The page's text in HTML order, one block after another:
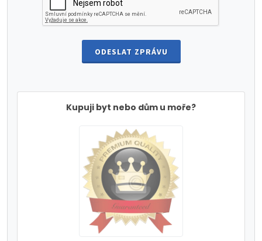
ODESLAT ZPRÁVU
Kupuji byt nebo dům u moře?